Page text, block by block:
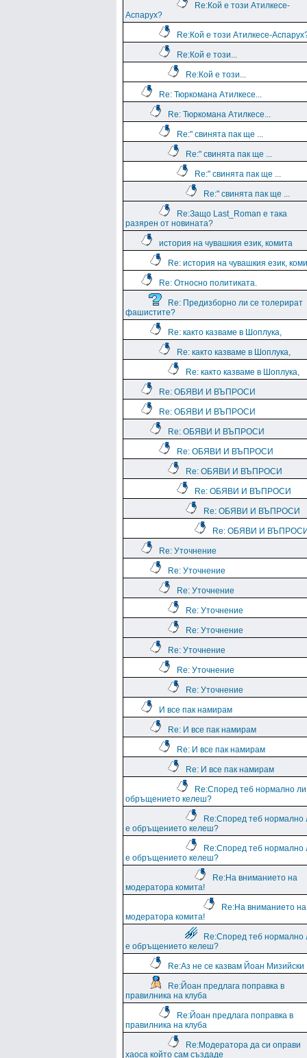
Re:Кой е този Атилкесе-
Аспарух?
Re:Кой е този Атилкесе-
Re:Кой е този...
Re:Кой е този...
Re: Тюркомана Атилкесе...
Re: Тюркомана Атилкесе...
Re:" свинята пак ще ...
Re:" свинята пак ще ...
Re:" свинята пак ще ...
Re:" свинята пак ще ...
Re:Защо Last_Roman e така
разярен от новината?
история на чувашкия език, комита
Re: история на чувашкия език,
Re: Относно политиката.
Re: Предизборно ли се толерират
фашистите?
Re: както казваме в Шоплука,
Re: както казваме в Шоплука,
Re: както казваме в Шоплука,
Re: ОБЯВИ И ВЪПРОСИ
Re: ОБЯВИ И ВЪПРОСИ
Re: ОБЯВИ И ВЪПРОСИ
Re: ОБЯВИ И ВЪПРОСИ
Re: ОБЯВИ И ВЪПРОСИ
Re: ОБЯВИ И ВЪПРОСИ
Re: ОБЯВИ И ВЪПРОСИ
Re: ОБЯВИ И
Re: Уточнение
Re: Уточнение
Re: Уточнение
Re: Уточнение
Re: Уточнение
Re: Уточнение
Re: Уточнение
Re: Уточнение
И все пак намирам
Re: И все пак намирам
Re: И все пак намирам
Re: И все пак намирам
Re:Според теб нормално
обръщението келеш?
Re:Според теб нормално
е обръщението келеш?
Re:Според теб нормално
е обръщението келеш?
Re:На вниманието на
модератора комита!
Re:На вниманието на
модератора комита!
Re:Според теб нормално
е обръщението келеш?
Re:Аз не се казвам Йоан Мизийски
Re:Йоан предлага поправка в
правилника на клуба
Re:Йоан предлага поправка в
правилника на клуба
Re:Модератора да си оправи
хаоса който сам създаде